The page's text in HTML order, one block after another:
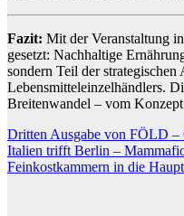
Fazit: Mit der Veranstaltung
gesetzt: Nachhaltige
sondern Teil der strategischen
Lebensmitteleinzelhändlers.
Breitenwandel – vom
Beitragsnavigation
Dritten Ausgabe von FÖLD –
Italien trifft Berlin –
Feinkostkammern in die